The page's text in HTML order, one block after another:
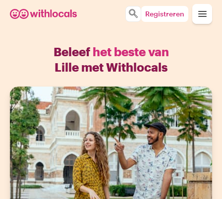
Registreren
Beleef het beste van
Lille met Withlocals